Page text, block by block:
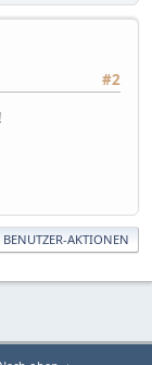
#2
BENUTZER-AKTIONEN